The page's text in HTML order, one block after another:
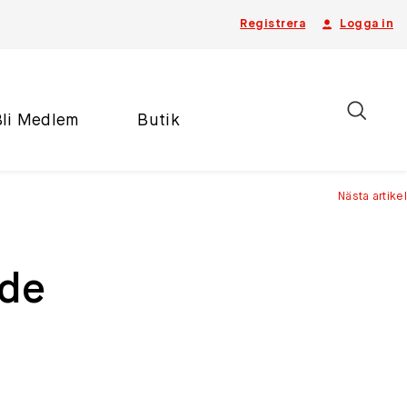
Registrera Logga in
Medlem Butik
Nästa artikel